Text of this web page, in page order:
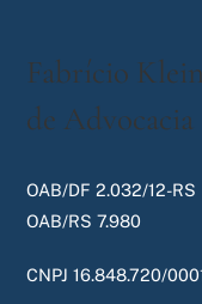
Fabrício
de Advocacia
OAB/DF 2.032/12-RS
OAB/RS 7.980
CNPJ 16.848.720/